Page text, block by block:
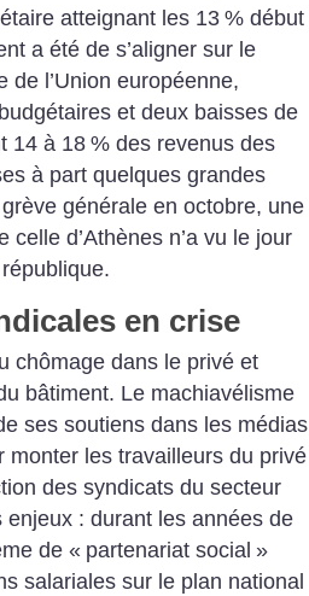
atteignant les 13 % début
a été de s’aligner sur le
de l’Union européenne,
et deux baisses de
14 à 18 % des revenus des
à part quelques grandes
générale en octobre, une
celle d’Athènes n’a vu le jour
en crise
chômage dans le privé et
bâtiment. Le machiavélisme
ses soutiens dans les médias
monter les travailleurs du privé
des syndicats du secteur
: durant les années de
de « partenariat social »
salariales sur le plan national